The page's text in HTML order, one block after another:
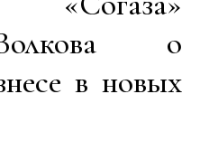
о
в новых